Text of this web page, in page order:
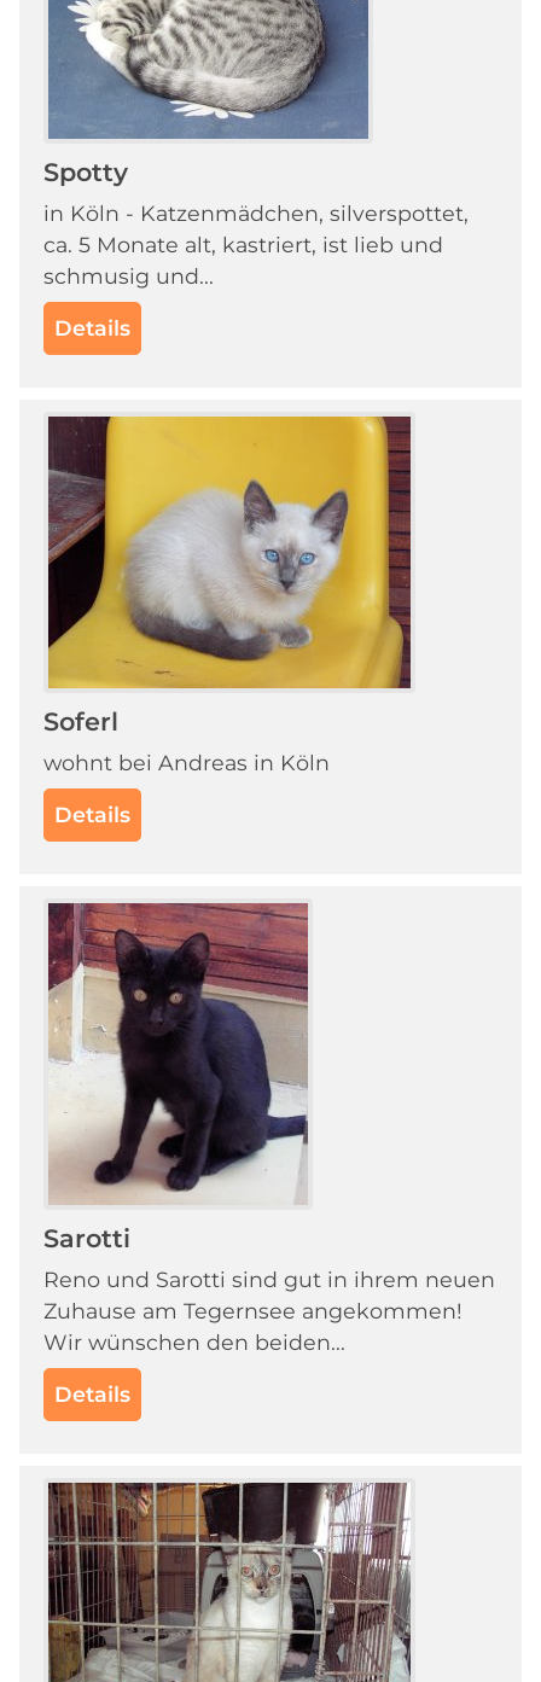
Spotty
in Köln - Katzenmädchen, silverspottet,
ca. 5 Monate alt, kastriert, ist lieb und
schmusig und...
Details
Soferl
wohnt bei Andreas in Köln
Details
Sarotti
Reno und Sarotti sind gut in ihrem neuen
Zuhause am Tegernsee angekommen!
Wir wünschen den beiden...
Details